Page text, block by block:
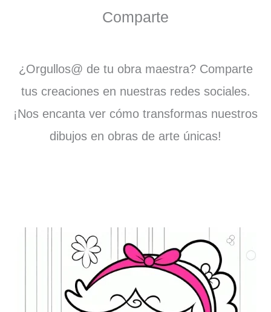
Comparte
¿Orgullos@ de tu obra maestra? Comparte
tus creaciones en nuestras redes sociales.
¡Nos encanta ver cómo transformas nuestros
dibujos en obras de arte únicas!